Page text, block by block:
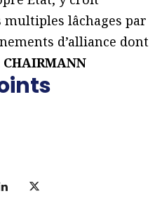
lâchages par
d’alliance dont